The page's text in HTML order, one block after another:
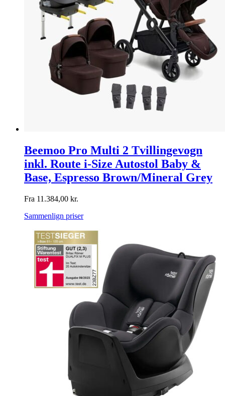
Beemoo Pro Multi 2 Tvillingevogn
inkl. Route i-Size Autostol Baby &
Base, Espresso Brown/Mineral Grey
Fra 11.384,00 kr.
Sammenlign priser